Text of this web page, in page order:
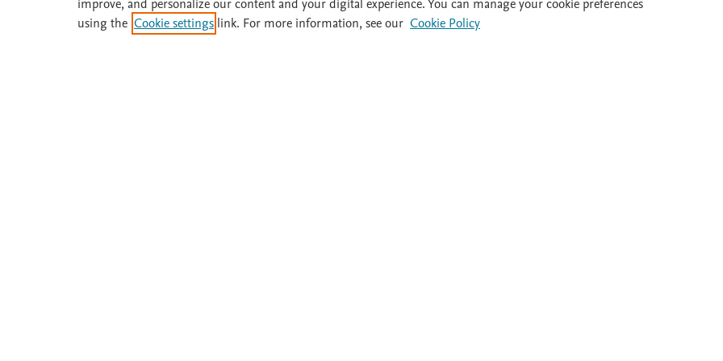
improve, and personalize our content and your digital experience. You can manage your cookie preferences
using the Cookie settings link. For more information, see our Cookie Policy